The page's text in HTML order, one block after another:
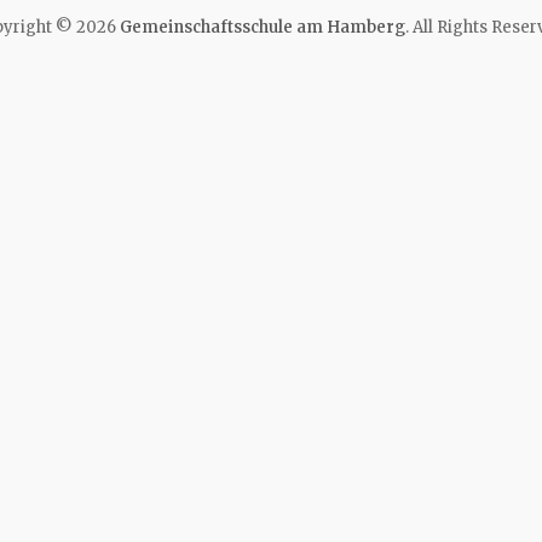
© 2026 Gemeinschaftsschule am Hamberg. All Rights